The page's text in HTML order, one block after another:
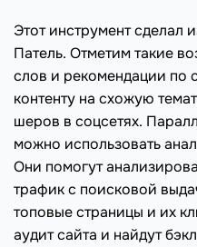
Этот инструмент сделал
Патель. Отметим такие
слов и рекомендации по
контенту на схожую
шеров в соцсетях.
можно использовать
Они помогут
трафик с поисковой
топовые страницы и их
аудит сайта и найдут